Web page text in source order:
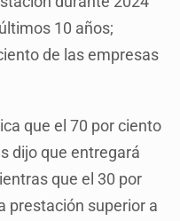
10 años;
de las empresas
que el 70 por ciento
dijo que entregará
que el 30 por
prestación superior a